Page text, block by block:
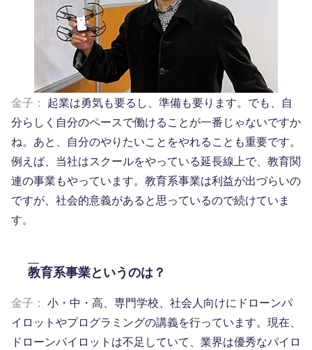
金子： 起業は勇気も要るし、準備も要ります。でも、自
分らしく自分のペースで働けることが一番じゃないですか
ね。あと、自分のやりたいことをやれることも重要です。
例えば、当社はスクールをやっている延長線上で、教育関
連の事業もやっています。教育系事業は利益が出づらいの
ですが、社会的意義があると思っているので続けていま
す。
教育系事業というのは？
金子： 小・中・高、専門学校、社会人向けにドローンパ
イロットやプログラミングの講義を行っています。現在、
ドローンパイロットは不足していて、業界は優秀なパイロ